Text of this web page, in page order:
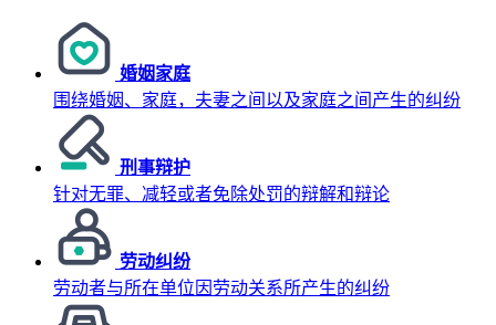
婚姻家庭
围绕婚姻、家庭，夫妻之间以及家庭之间产生的纠纷
刑事辩护
针对无罪、减轻或者免除处罚的辩解和辩论
劳动纠纷
劳动者与所在单位因劳动关系所产生的纠纷